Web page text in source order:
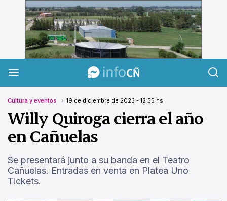
InfoCañuelas
Cultura y eventos 19 de diciembre de 2023 - 12:55 hs
Willy Quiroga cierra el año
en Cañuelas
Se presentará junto a su banda en el Teatro
Cañuelas. Entradas en venta en Platea Uno
Tickets.